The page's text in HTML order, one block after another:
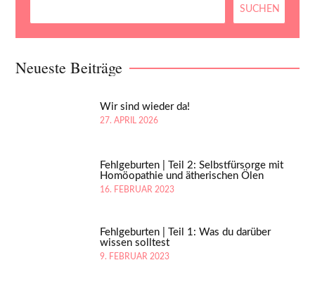
Neueste Beiträge
Wir sind wieder da!
27. APRIL 2026
Fehlgeburten | Teil 2: Selbstfürsorge mit
Homöopathie und ätherischen Ölen
16. FEBRUAR 2023
Fehlgeburten | Teil 1: Was du darüber
wissen solltest
9. FEBRUAR 2023